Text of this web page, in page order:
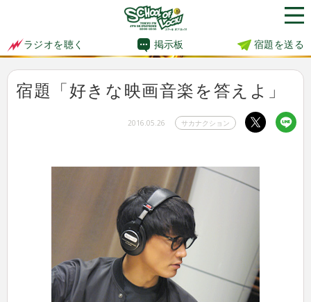
ラジオを聴く 掲示板 宿題を送る
宿題「好きな映画音楽を答えよ」
2016.05.26 サカナクション